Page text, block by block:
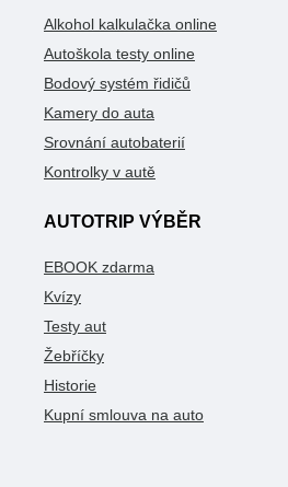
Alkohol kalkulačka online
Autoškola testy online
Bodový systém řidičů
Kamery do auta
Srovnání autobaterií
Kontrolky v autě
AUTOTRIP VÝBĚR
EBOOK zdarma
Kvízy
Testy aut
Žebříčky
Historie
Kupní smlouva na auto